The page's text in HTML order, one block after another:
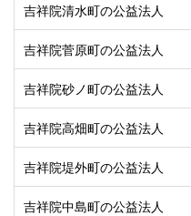
吉祥院清水町の公益法人
吉祥院菅原町の公益法人
吉祥院砂ノ町の公益法人
吉祥院高畑町の公益法人
吉祥院堤外町の公益法人
吉祥院中島町の公益法人